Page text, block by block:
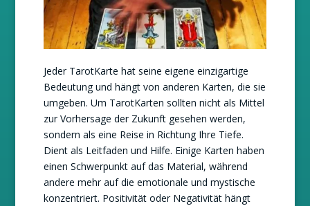
Jeder TarotKarte hat seine eigene einzigartige
Bedeutung und hängt von anderen Karten, die sie
umgeben. Um TarotKarten sollten nicht als Mittel
zur Vorhersage der Zukunft gesehen werden,
sondern als eine Reise in Richtung Ihre Tiefe.
Dient als Leitfaden und Hilfe. Einige Karten haben
einen Schwerpunkt auf das Material, während
andere mehr auf die emotionale und mystische
konzentriert. Positivität oder Negativität hängt